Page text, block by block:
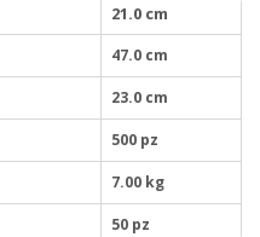
21.0 cm
47.0 cm
23.0 cm
500 pz
7.00 kg
50 pz